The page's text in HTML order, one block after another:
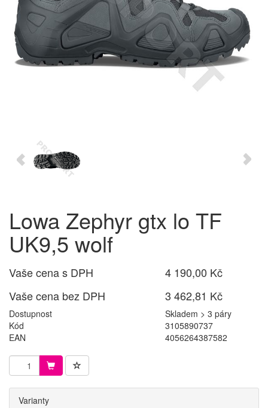
Lowa Zephyr gtx lo TF
UK9,5 wolf
Vaše cena s DPH
4 190,00 Kč
Vaše cena bez DPH
3 462,81 Kč
Dostupnost
Skladem > 3 páry
Kód
3105890737
EAN
4056264387582
Varianty